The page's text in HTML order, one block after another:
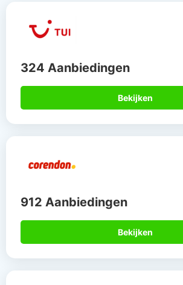
324 Aanbiedingen
Bekijken
912 Aanbiedingen
Bekijken